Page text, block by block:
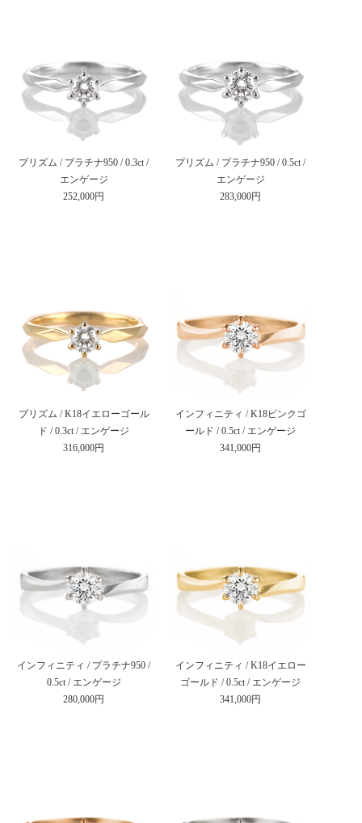
プリズム / プラチナ950 / 0.3ct /
エンゲージ
252,000円
プリズム / プラチナ950 / 0.5ct /
エンゲージ
283,000円
プリズム / K18イエローゴール
ド / 0.3ct / エンゲージ
316,000円
インフィニティ / K18ピンクゴ
ールド / 0.5ct / エンゲージ
341,000円
インフィニティ / プラチナ950 /
0.5ct / エンゲージ
280,000円
インフィニティ / K18イエロー
ゴールド / 0.5ct / エンゲージ
341,000円